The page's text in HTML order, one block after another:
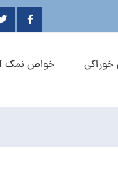
خواص نمک